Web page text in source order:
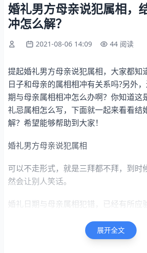
婚礼男方母亲说犯属相，
冲怎么解？
2021-08-06 14:09 44 阅读
提起婚礼男方母亲说犯属相，大家都知
日子和母亲的属相相冲有关系吗?另外
期与母亲属相相冲怎么办啊？你知道这
礼忌属相怎么写，下面就一起来看看结
解？希望能够帮助到大家！
婚礼男方母亲说犯属相
可以不走形式，就是三拜都不拜，到时
然会让别人笑话。
婚礼日期与母亲属相犯错，已经有所应
展开全文